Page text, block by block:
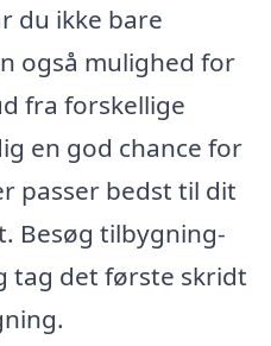
du ikke bare
også mulighed for
fra forskellige
en god chance for
passer bedst til dit
Besøg tilbygning-
tag det første skridt